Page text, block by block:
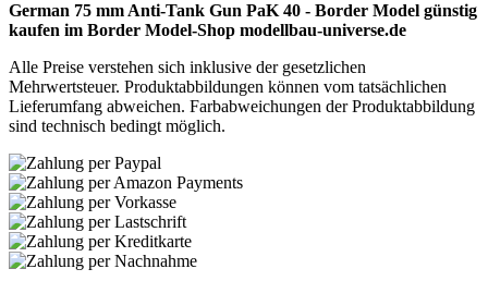
German 75 mm Anti-Tank Gun PaK 40 - Border Model günstig
kaufen im Border Model-Shop modellbau-universe.de
Alle Preise verstehen sich inklusive der gesetzlichen
Mehrwertsteuer. Produktabbildungen können vom tatsächlichen
Lieferumfang abweichen. Farbabweichungen der Produktabbildung
sind technisch bedingt möglich.